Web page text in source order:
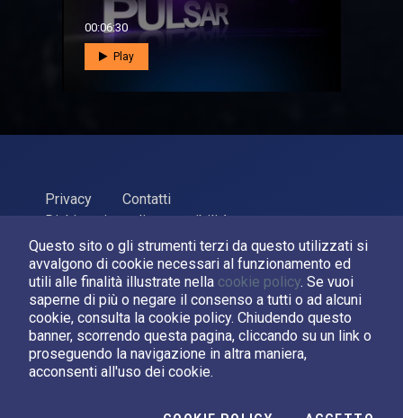
Questo sito o gli strumenti terzi da questo utilizzati si
avvalgono di cookie necessari al funzionamento ed
utili alle finalità illustrate nella cookie policy. Se vuoi
saperne di più o negare il consenso a tutti o ad alcuni
cookie, consulta la cookie policy. Chiudendo questo
banner, scorrendo questa pagina, cliccando su un link o
proseguendo la navigazione in altra maniera,
acconsenti all'uso dei cookie.
00:06:30
Play
Privacy
Contatti
Dichiarazione di accessibilità
ASI Agenzia Spaziale Italiana, 2026. P.Iva 03638121008
Sviluppato daLPM
Seguici su:
Asi su Facebook
Asi su XCanale Asi su YouTube